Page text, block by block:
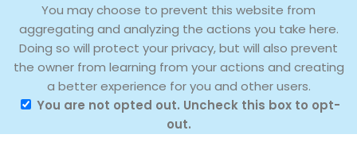
You may choose to prevent this website from
aggregating and analyzing the actions you take here.
Doing so will protect your privacy, but will also prevent
the owner from learning from your actions and creating
a better experience for you and other users.
You are not opted out. Uncheck this box to opt-
out.